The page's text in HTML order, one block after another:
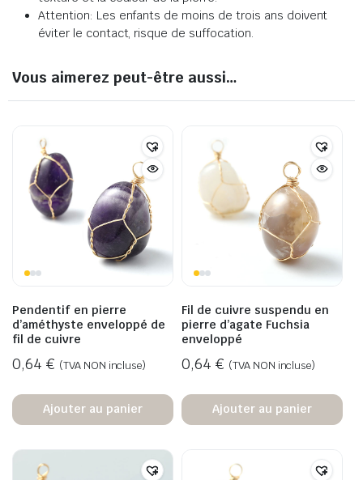
Attention: Les enfants de moins de trois ans doivent
éviter le contact, risque de suffocation.
Vous aimerez peut-être aussi…
Pendentif en pierre
d’améthyste enveloppé de
fil de cuivre
0,64 € (TVA NON incluse)
Ajouter au panier
Fil de cuivre suspendu en
pierre d’agate Fuchsia
enveloppé
0,64 € (TVA NON incluse)
Ajouter au panier